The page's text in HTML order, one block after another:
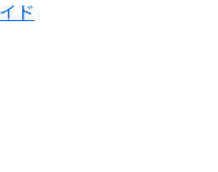
ド